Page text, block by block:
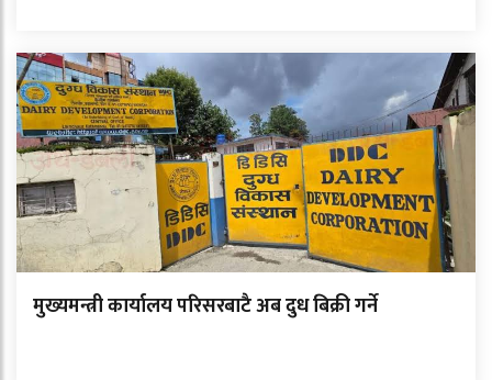
मुख्यमन्त्री कार्यालय परिसरबाटै अब दुध बिक्री गर्ने